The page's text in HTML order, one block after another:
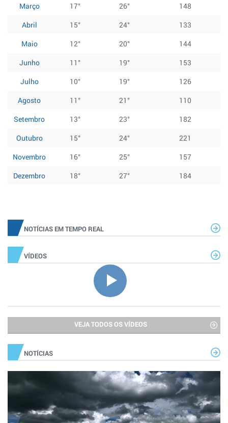
Março
17° 26°
148
Abril
15° 24°
133
Maio
12° 20°
144
Junho
11° 19°
153
Julho
10° 19°
126
Agosto
11° 21°
110
Setembro
13° 23°
182
Outubro
15° 24°
221
Novembro
16° 25°
157
Dezembro
18° 27° 184
NOTÍCIAS EM TEMPO REAL
VÍDEOS
VEJA TODOS OS VÍDEOS
NOTÍCIAS